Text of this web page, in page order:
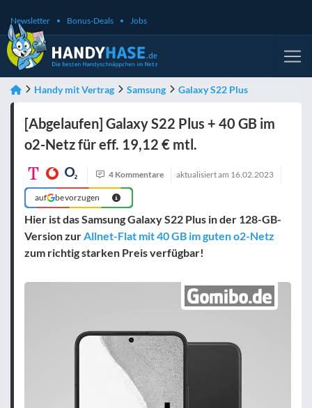
Newsletter Bonus-Deals Jobs
Handy mit Vertrag Samsung Galaxy S22 Plus
[Abgelaufen] Galaxy S22 Plus + 40 GB im
o2-Netz für eff. 19,12 € mtl.
4 Kommentare aktualisiert am 16.02.2023
auf bevorzugen
Hier ist das Samsung Galaxy S22 Plus in der 128-GB-
Version zurAllnet-Flat mit 40 GB im guten o2-Netz
zum richtig starken Preis verfügbar!